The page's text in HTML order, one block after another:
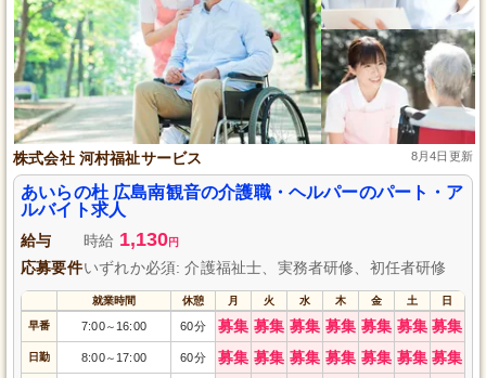
株式会社 河村福祉サービス 8月4日更新
あいらの杜 広島南観音の介護職・ヘルパーのパート・ア
ルバイト求人
給与 時給 1,130円
応募要件いずれか必須: 介護福祉士、実務者研修、初任者研修
就業時間 休憩 月 火 水 木 金 土 日
早番 7:00～ 16:00 60分 募集 募集 募集 募集 募集 募集 募集
日勤 8:00～ 17:00 60分 募集 募集 募集 募集 募集 募集 募集